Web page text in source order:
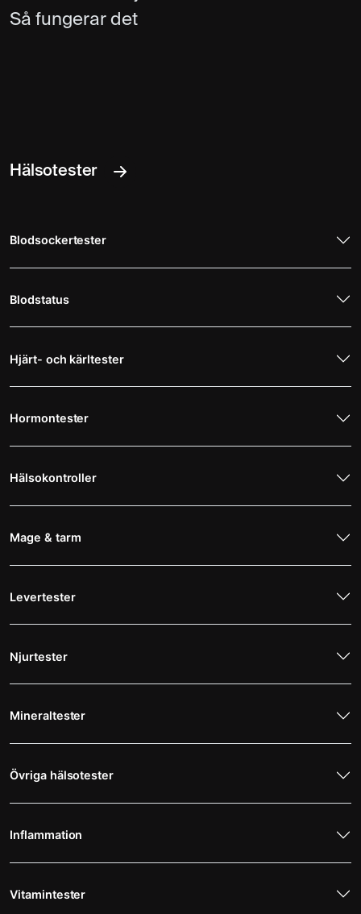
Så fungerar det
Hälsotester
Blodsockertester
Blodstatus
Hjärt- och kärltester
Hormontester
Hälsokontroller
Mage & tarm
Levertester
Njurtester
Mineraltester
Övriga hälsotester
Inflammation
Vitamintester